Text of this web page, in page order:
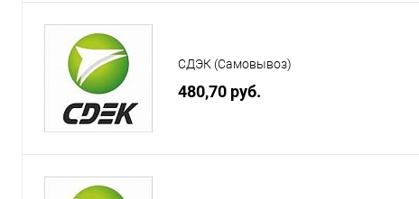
СДЭК (Самовывоз)
480,70 руб.